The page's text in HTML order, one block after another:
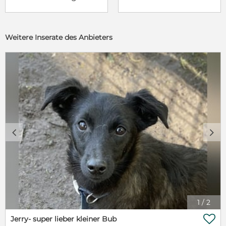
Weitere Inserate des Anbieters
1 / 2
c d
Jerry- super lieber kleiner Bub 